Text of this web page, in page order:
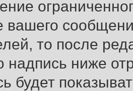
вашего
то после
ниже
будет